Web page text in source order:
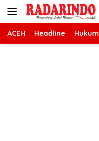
Langsung
ACEH Headline Hukum